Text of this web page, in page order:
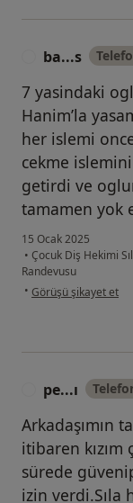
ba...s
7 yasindaki
Hanim’la
her islemi
cekme
getirdi ve
tamamen yok
15 Ocak 2025
• Çocuk Diş Hekimi
Randevusu
• kullanıcının
Görüşü şikayet et
pe...ı
Arkadaşımın
itibaren kızım
sürede
izin verdi.Sıla